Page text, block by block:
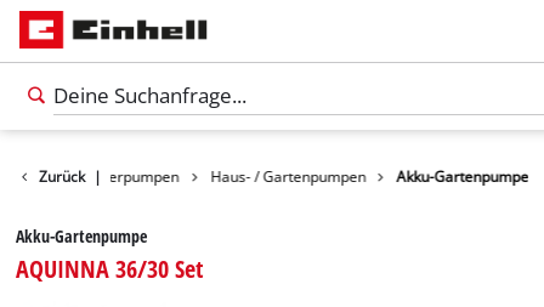
Zurück |
Wasserpumpen Haus- / Gartenpumpen Akku-Gartenpumpe
Akku-Gartenpumpe
AQUINNA 36/30 Set